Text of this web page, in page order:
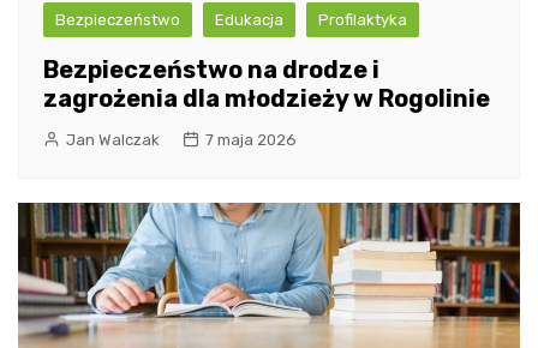
Bezpieczeństwo Edukacja Profilaktyka
Bezpieczeństwo na drodze i
zagrożenia dla młodzieży w Rogolinie
Jan Walczak 7 maja 2026